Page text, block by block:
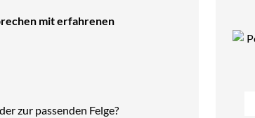
mit erfahrenen
zur passenden Felge?